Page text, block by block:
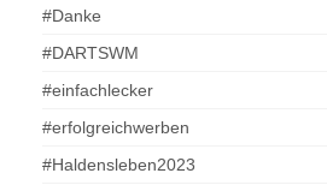
#Danke
#DARTSWM
#einfachlecker
#erfolgreichwerben
#Haldensleben2023